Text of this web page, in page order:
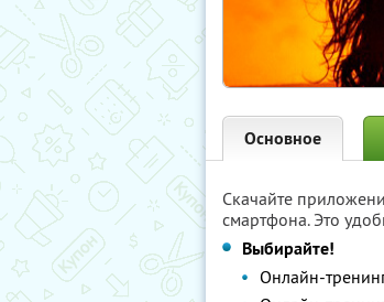
Основное
Скачайте
смартфона. Это
Выбирайте!
Онлайн-